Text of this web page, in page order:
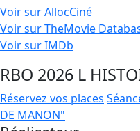
Voir sur AllocCiné
Voir sur TheMovie
Voir sur IMDb
RBO 2026 L
Réservez vos places
DE MANON"